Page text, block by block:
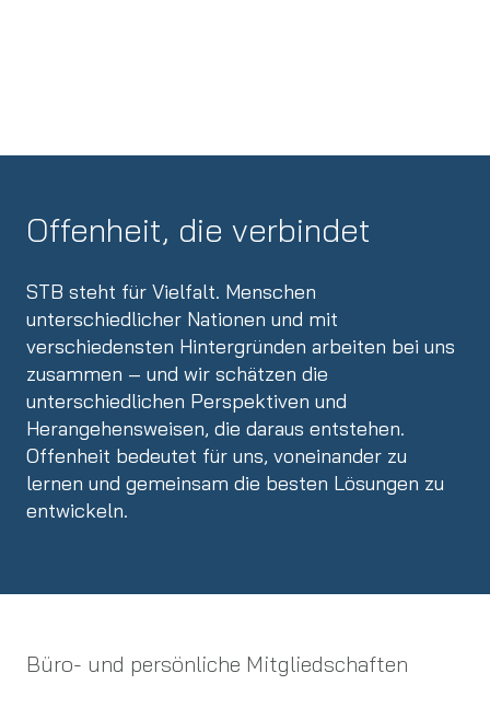
Offenheit, die verbindet
STB steht für Vielfalt. Menschen
unterschiedlicher Nationen und mit
verschiedensten Hintergründen arbeiten bei uns
zusammen – und wir schätzen die
unterschiedlichen Perspektiven und
Herangehensweisen, die daraus entstehen.
Offenheit bedeutet für uns, voneinander zu
lernen und gemeinsam die besten Lösungen zu
entwickeln.
Büro- und persönliche Mitgliedschaften